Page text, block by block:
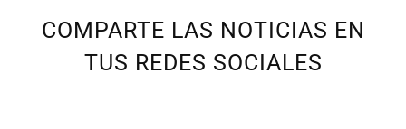
COMPARTE LAS NOTICIAS EN
TUS REDES SOCIALES